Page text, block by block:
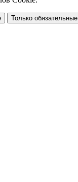
Только обязательные